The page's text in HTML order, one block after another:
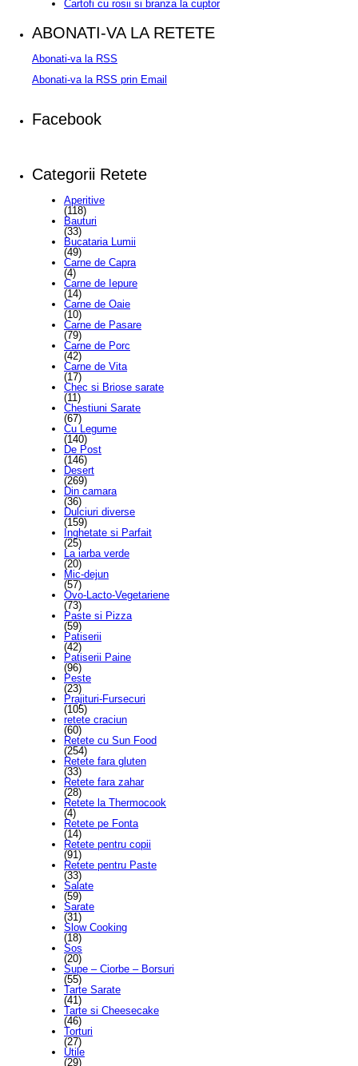
Cartofi cu rosii si branza la cuptor
ABONATI-VA LA RETETE
Abonati-va la RSS
Abonati-va la RSS prin Email
Facebook
Categorii Retete
Aperitive
(118)
Bauturi
(33)
Bucataria Lumii
(49)
Carne de Capra
(4)
Carne de Iepure
(14)
Carne de Oaie
(10)
Carne de Pasare
(79)
Carne de Porc
(42)
Carne de Vita
(17)
Chec si Briose sarate
(11)
Chestiuni Sarate
(67)
Cu Legume
(140)
De Post
(146)
Desert
(269)
Din camara
(36)
Dulciuri diverse
(159)
Inghetate si Parfait
(25)
La iarba verde
(20)
Mic-dejun
(57)
Ovo-Lacto-Vegetariene
(73)
Paste si Pizza
(59)
Patiserii
(42)
Patiserii Paine
(96)
Peste
(23)
Prajituri-Fursecuri
(105)
retete craciun
(60)
Retete cu Sun Food
(254)
Retete fara gluten
(33)
Retete fara zahar
(28)
Retete la Thermocook
(4)
Retete pe Fonta
(14)
Retete pentru copii
(91)
Retete pentru Paste
(33)
Salate
(59)
Sarate
(31)
Slow Cooking
(18)
Sos
(20)
Supe – Ciorbe – Borsuri
(55)
Tarte Sarate
(41)
Tarte si Cheesecake
(46)
Torturi
(27)
Utile
(29)